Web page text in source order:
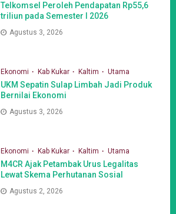
Telkomsel Peroleh Pendapatan Rp55,6
triliun pada Semester I 2026
Agustus 3, 2026
Ekonomi Kab Kukar Kaltim Utama
UKM Sepatin Sulap Limbah Jadi Produk
Bernilai Ekonomi
Agustus 3, 2026
Ekonomi Kab Kukar Kaltim Utama
M4CR Ajak Petambak Urus Legalitas
Lewat Skema Perhutanan Sosial
Agustus 2, 2026